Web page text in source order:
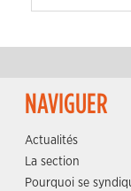
NAVIGUER
Actualités
La section
Pourquoi se